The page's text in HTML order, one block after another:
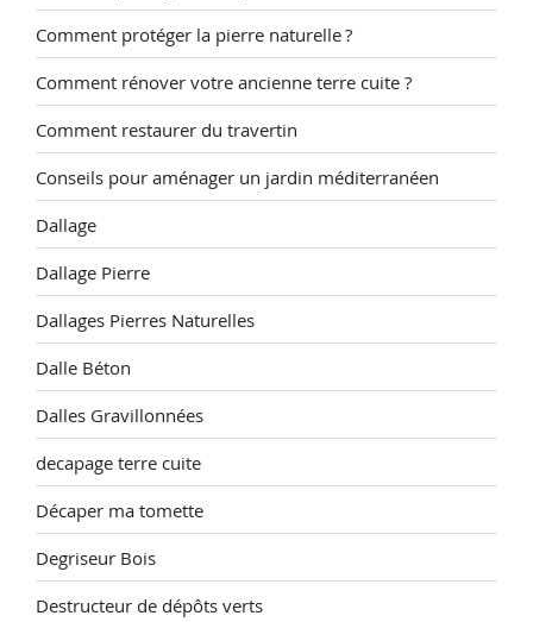
Comment protéger la pierre naturelle ?
Comment rénover votre ancienne terre cuite ?
Comment restaurer du travertin
Conseils pour aménager un jardin méditerranéen
Dallage
Dallage Pierre
Dallages Pierres Naturelles
Dalle Béton
Dalles Gravillonnées
decapage terre cuite
Décaper ma tomette
Degriseur Bois
Destructeur de dépôts verts